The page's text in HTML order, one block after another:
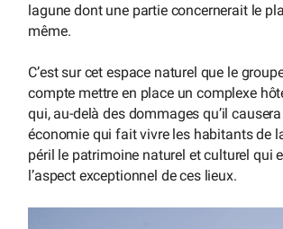
lagune dont une partie concernerait le
même.
C’est sur cet espace naturel que le
compte mettre en place un complexe
qui, au-delà des dommages qu’il
économie qui fait vivre les habitants de
péril le patrimoine naturel et culturel qui
l’aspect exceptionnel de ces lieux.